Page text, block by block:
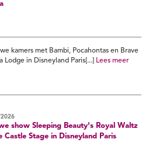
kamers met Bambi, Pocahontas en Brave
Lodge in Disneyland Paris[...]
Lees meer
show Sleeping Beauty's Royal Waltz
Castle Stage in Disneyland Paris